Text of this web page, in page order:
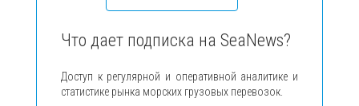
Что дает подписка на SeaNews?
Доступ к регулярной и оперативной аналитике и
статистике рынка морских грузовых перевозок.